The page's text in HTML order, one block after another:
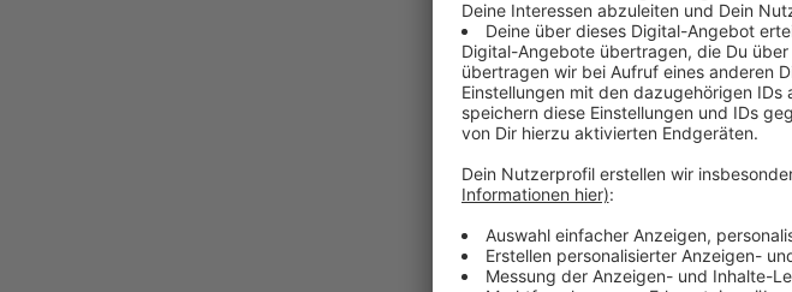
ADAC Tipp:Die
Euro pro Person
Stornierungen bei
möglich. Falls die
Bestätigung
Anzeige